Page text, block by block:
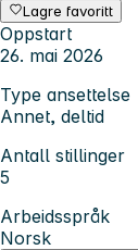
Lagre favoritt
Oppstart
26. mai 2026
Type ansettelse
Annet, deltid
Antall stillinger
5
Arbeidsspråk
Norsk